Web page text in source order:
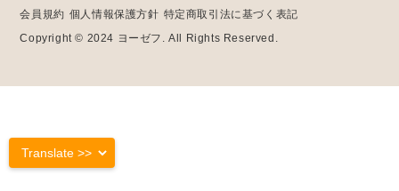
会員規約 個人情報保護方針 特定商取引法に基づく表記
Copyright © 2024 ヨーゼフ. All Rights Reserved.